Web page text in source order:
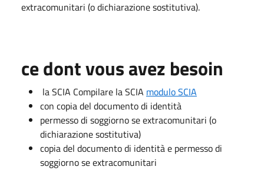
extracomunitari (o dichiarazione sostitutiva).
ce dont vous avez besoin
la SCIA Compilare la SCIA modulo SCIA
con copia del documento di identità
permesso di soggiorno se extracomunitari (o
dichiarazione sostitutiva)
copia del documento di identità e permesso di
soggiorno se extracomunitari